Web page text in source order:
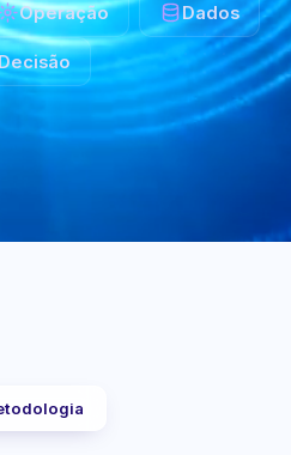
Operação Dados